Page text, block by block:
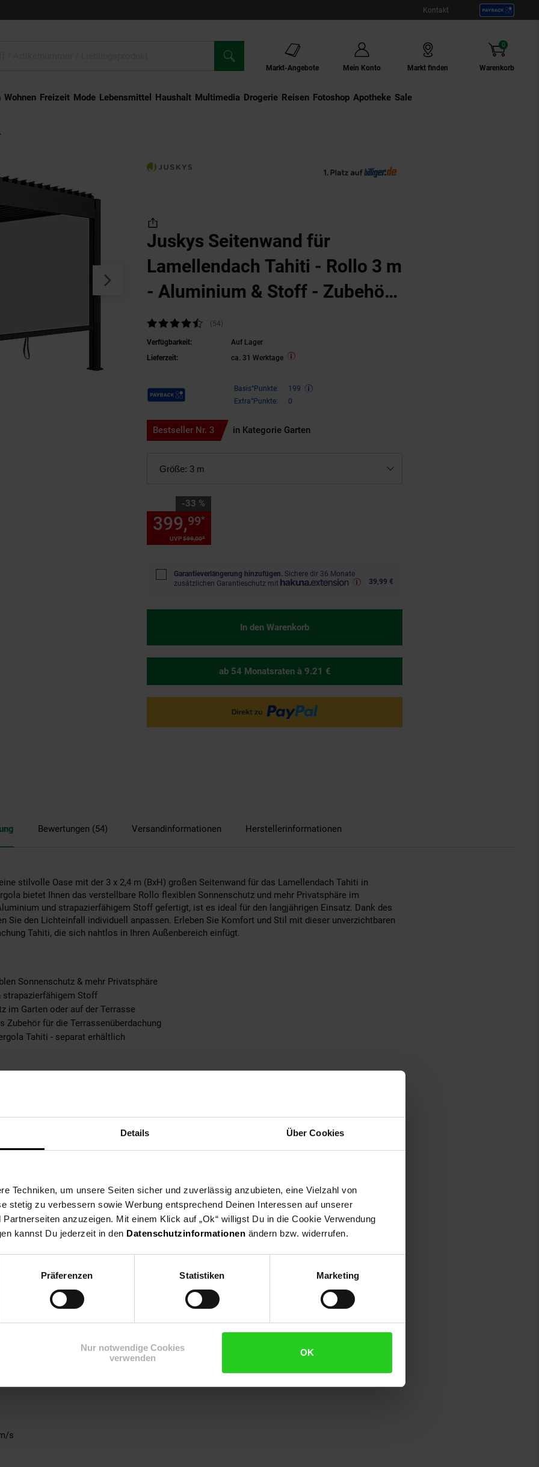
Details Über Cookies
Techniken, um unsere Seiten sicher und zuverlässig anzubieten, eine Vielzahl von
stetig zu verbessern sowie Werbung entsprechend Deinen Interessen auf unserer
anzuzeigen. Mit einem Klick auf „Ok“ willigst Du in die Cookie Verwendung
kannst Du jederzeit in den Datenschutzinformationen ändern bzw. widerrufen.
Präferenzen Statistiken Marketing
Nur notwendige Cookies
verwenden
OK
Kontakt
Markt-Angebote Mein Konto Markt finden Warenkorb
0
Artikel
Wohnen Freizeit Mode Lebensmittel Haushalt Multimedia Drogerie Externer Link:
Reisen Externer Link:
Fotoshop Externer Link:
Apotheke Sale
Juskys Seitenwand für
Lamellendach Tahiti - Rollo 3 m
- Aluminium & Stoff - Zubehör
Anthrazit
Kundenbewertung: 4,31 von 5 Sternen
(54Kundenbewertungen
)
Verfügbarkeit:
Auf Lager
Lieferzeit:
ca. 31 Werktage
Payback Punkte Basis°Punkte:
199
Extra°Punkte:
0
Bestseller Nr. 3 in Kategorie Garten
Größe: 3 m
-33 %
Sie Sparen 33 Prozent,
UVP599,00*
399,99*
Garantieverlängerung hinzufügen. Sichere dir 36 Monate
zusätzlichen Garantieschutz mit
39,99 €
In den Warenkorb
ab 54 Monatsraten à 9.21 €
Bewertungen (54) Versandinformationen Herstellerinformationen
stilvolle Oase mit der 3 x 2,4 m (BxH) großen Seitenwand für das Lamellendach Tahiti in
bietet Ihnen das verstellbare Rollo flexiblen Sonnenschutz und mehr Privatsphäre im
und strapazierfähigem Stoff gefertigt, ist es ideal für den langjährigen Einsatz. Dank des
Sie den Lichteinfall individuell anpassen. Erleben Sie Komfort und Stil mit dieser unverzichtbaren
Tahiti, die sich nahtlos in Ihren Außenbereich einfügt.
Sonnenschutz & mehr Privatsphäre
Stoff
im Garten oder auf der Terrasse
Zubehör für die Terrassenüberdachung
Tahiti - separat erhältlich
Ihr Garten oder Ihre Terrasse zu einem sicht- und sonnengeschützten Rückzugsort.
Stabilität, während das strapazierfähige Stoffgewebe für UV-Schutz sorgt. Insgesamt eignet
hervorragend für den langjährigen Einsatz.
mit stabilen Schnappverschlüssen an 2 Seiten lässt sich in die gewünschte Position
mit dem Rollo genau regulieren.
s